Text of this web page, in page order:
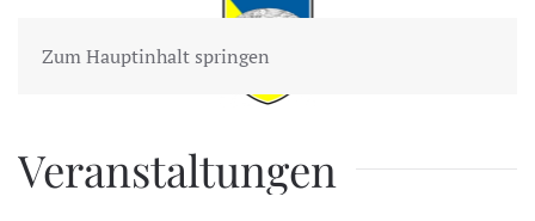
Zum Hauptinhalt springen
Veranstaltungen